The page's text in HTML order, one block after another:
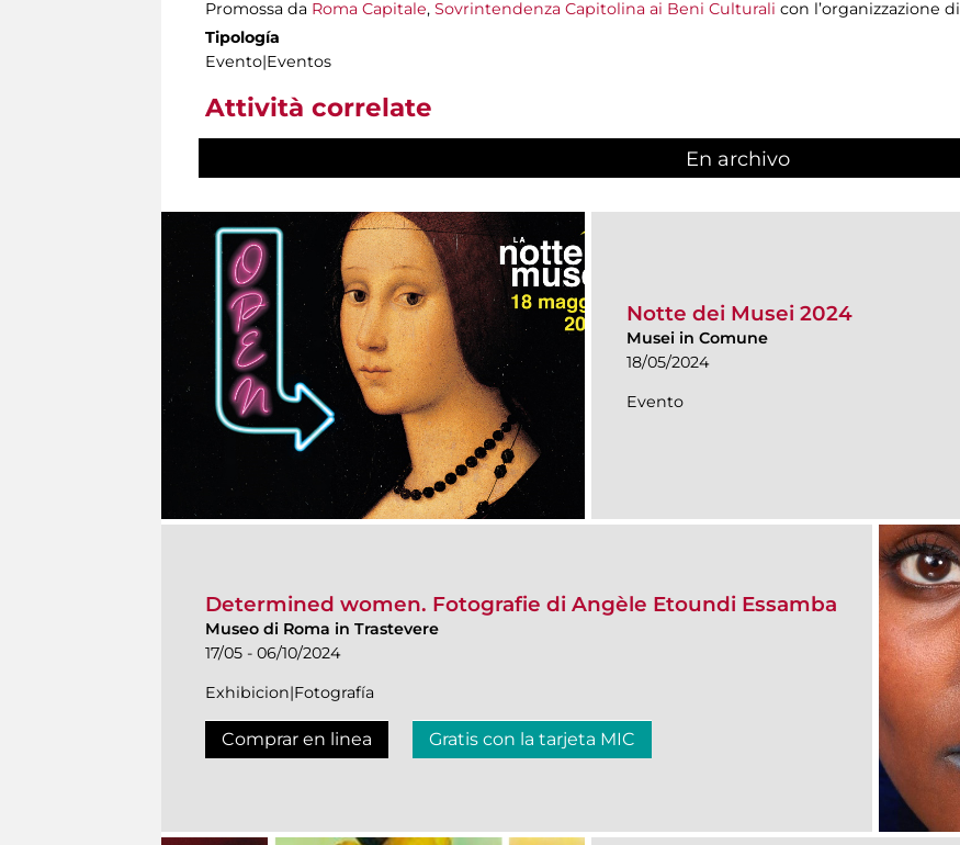
Promossa da Roma Capitale, Sovrintendenza Capitolina ai Beni Culturali con l’organizzazione di
Tipología
Evento|Eventos
Attività correlate
En archivo
Notte dei Musei 2024
Musei in Comune
18/05/2024
Evento
Determined women. Fotografie di Angèle Etoundi Essamba
Museo di Roma in Trastevere
17/05 - 06/10/2024
Exhibicion|Fotografía
Comprar en linea Gratis con la tarjeta MIC